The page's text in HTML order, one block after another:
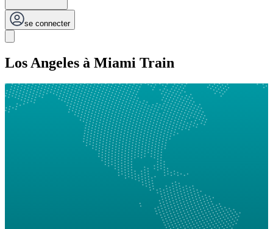
se connecter
Los Angeles à Miami Train